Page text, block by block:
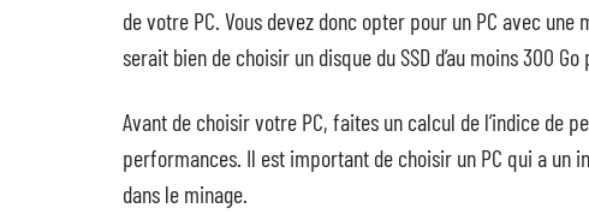
de votre PC. Vous devez donc opter pour un PC avec une
serait bien de choisir un disque du SSD d’au moins 300
Avant de choisir votre PC, faites un calcul de l’indice de
performances. Il est important de choisir un PC qui a un
dans le minage.